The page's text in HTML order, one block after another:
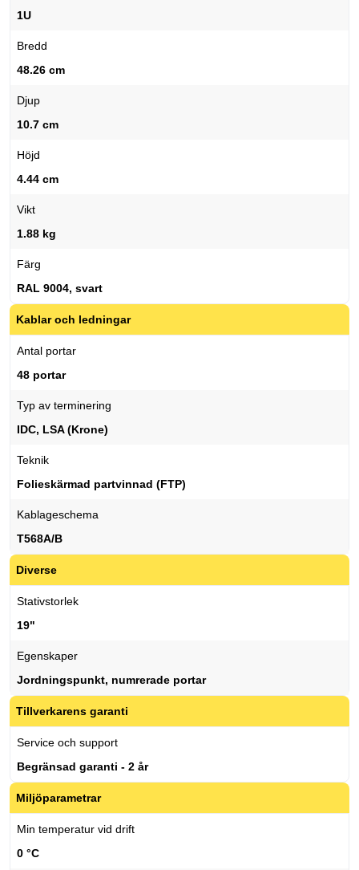
1U
Bredd
48.26 cm
Djup
10.7 cm
Höjd
4.44 cm
Vikt
1.88 kg
Färg
RAL 9004, svart
Kablar och ledningar
Antal portar
48 portar
Typ av terminering
IDC, LSA (Krone)
Teknik
Folieskärmad partvinnad (FTP)
Kablageschema
T568A/B
Diverse
Stativstorlek
19"
Egenskaper
Jordningspunkt, numrerade portar
Tillverkarens garanti
Service och support
Begränsad garanti - 2 år
Miljöparametrar
Min temperatur vid drift
0 °C